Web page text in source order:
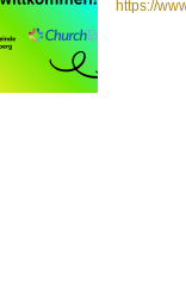
https://